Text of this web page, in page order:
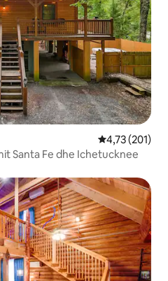
Vlerësimi
4,73 (201)
Santa Fe dhe Ichetucknee
klientëve